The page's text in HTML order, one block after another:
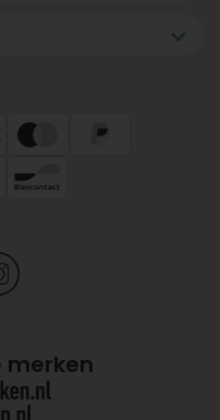
merken